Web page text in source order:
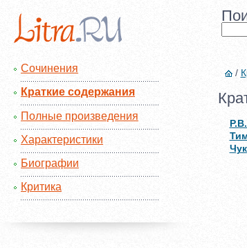
Сочинения
Краткие содержания
Полные произведения
Характеристики
Биографии
Критика
/